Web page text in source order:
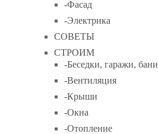
-Фасад
-Электрика
СОВЕТЫ
СТРОИМ
-Беседки, гаражи, бани
-Вентиляция
-Крыши
-Окна
-Отопление